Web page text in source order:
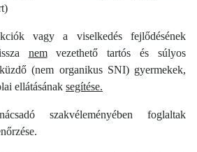
vagy a viselkedés fejlődésének
nemvezethető tartós és súlyos
(nem organikus SNI) gyermekek,
ellátásának segítése.
szakvéleményében foglaltak